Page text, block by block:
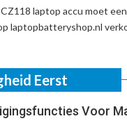
laptop accu moet
laptopbatteryshop.nl
Eerst
Voor